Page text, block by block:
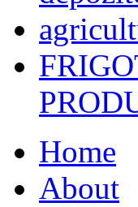
Home
About